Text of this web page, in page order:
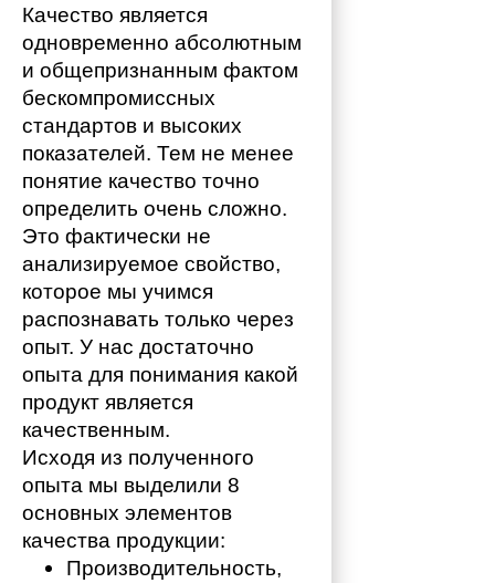
Качество является
одновременно абсолютным
и общепризнанным фактом
бескомпромиссных
стандартов и высоких
показателей. Тем не менее
понятие качество точно
определить очень сложно.
Это фактически не
анализируемое свойство,
которое мы учимся
распознавать только через
опыт. У нас достаточно
опыта для понимания какой
продукт является
качественным.
Исходя из полученного
опыта мы выделили 8
основных элементов
качества продукции:
Производительность,